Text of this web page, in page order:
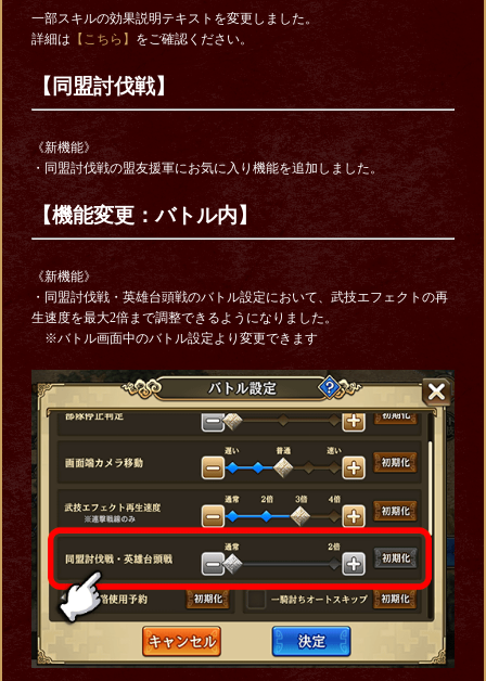
一部スキルの効果説明テキストを変更しました。
詳細は 【こちら】 をご確認ください。
【同盟討伐戦】
《新機能》
・同盟討伐戦の盟友援軍にお気に入り機能を追加しました。
【機能変更：バトル内】
《新機能》
・同盟討伐戦・英雄台頭戦のバトル設定において、武技エフェクトの再
生速度を最大2倍まで調整できるようになりました。
※バトル画面中のバトル設定より変更できます